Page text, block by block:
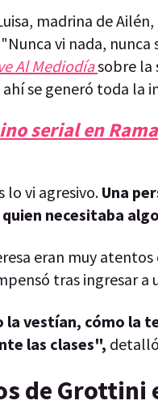
madrina de
vi nada,
Al Mediodíasobre la
se generó toda la
serial en
lo vi agresivo. Una
necesitaba
eran muy
tras ingresar
la vestían, cómo la
las clases",
de Grottini